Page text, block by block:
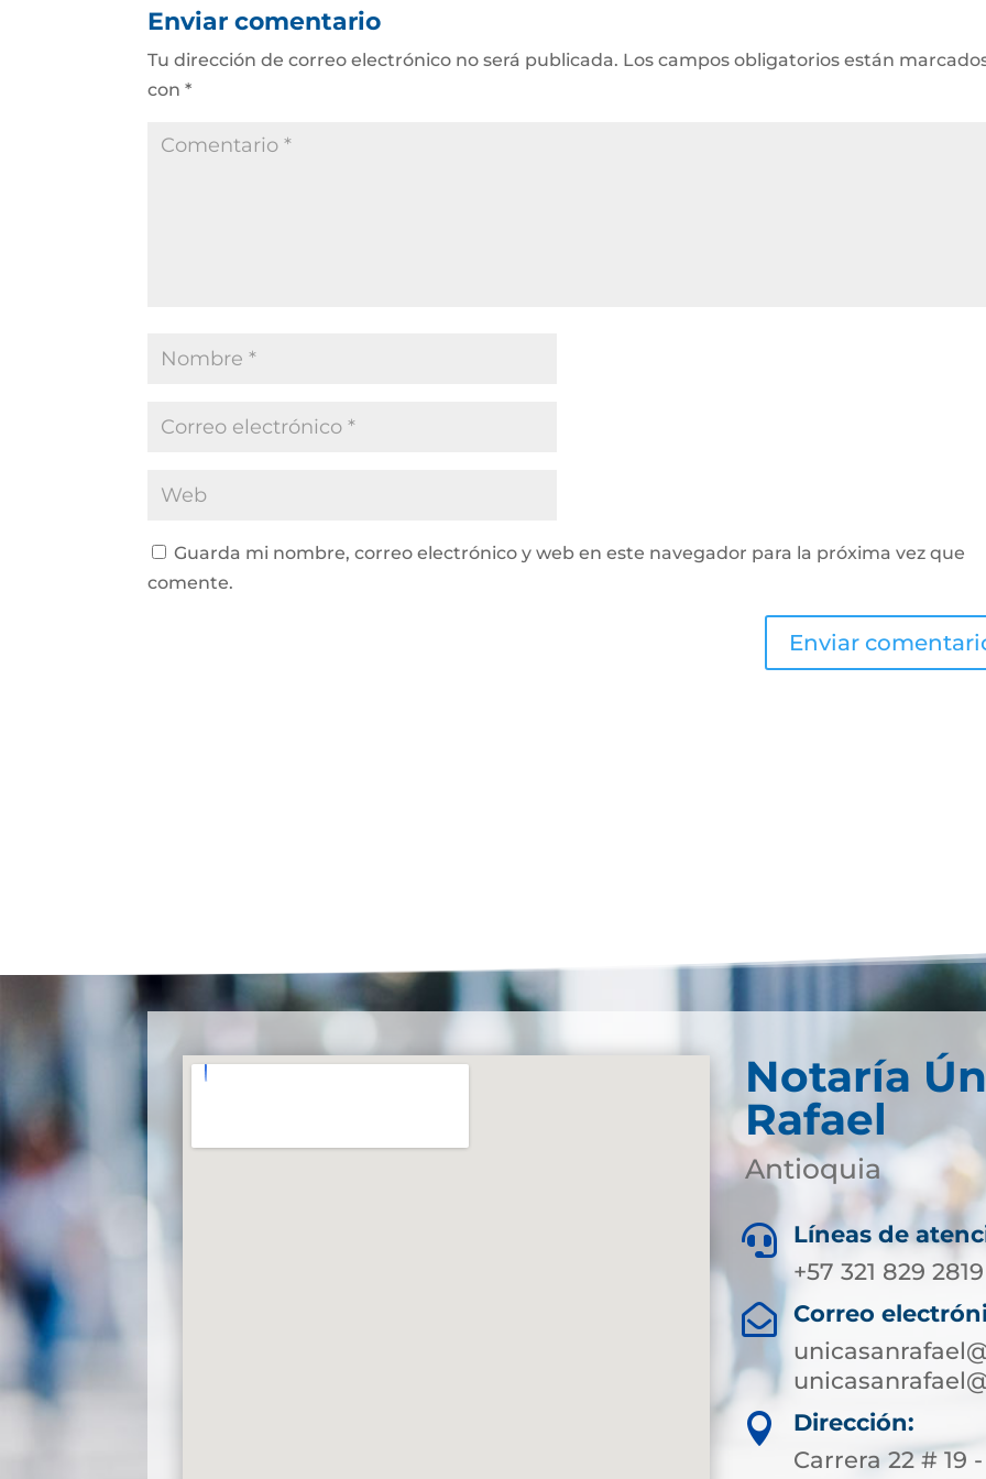
Enviar comentario
Tu dirección de correo electrónico no será publicada. Los campos obligatorios están
con*
Guarda mi nombre, correo electrónico y web en este navegador para la próxima vez que
comente.
Notaría
Rafael
Antioquia

Líneas de
+57 321 829 2819

Correo

Dirección:
Carrera 22 # 19